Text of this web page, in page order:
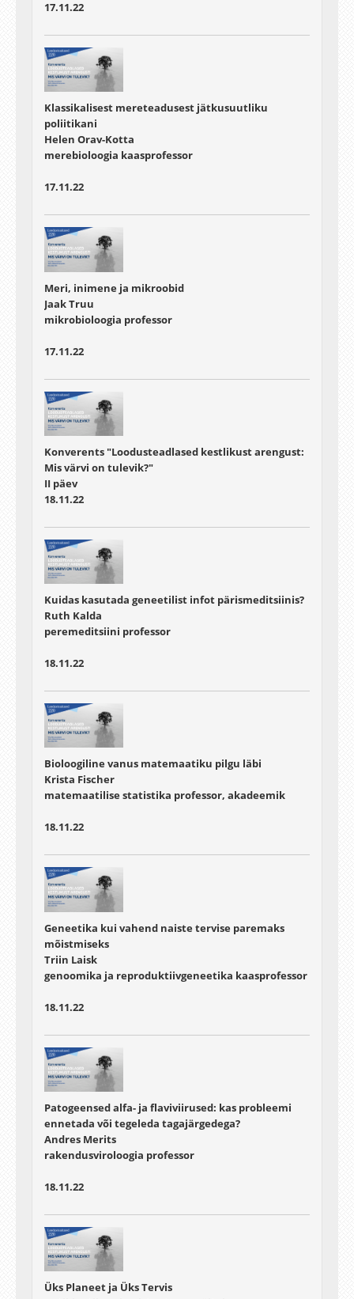
17.11.22
Klassikalisest mereteadusest jätkusuutliku
poliitikani
Helen Orav-Kotta
merebioloogia kaasprofessor
17.11.22
Meri, inimene ja mikroobid
Jaak Truu
mikrobioloogia professor
17.11.22
Konverents "Loodusteadlased kestlikust arengust:
Mis värvi on tulevik?"
II päev
18.11.22
Kuidas kasutada geneetilist infot pärismeditsiinis?
Ruth Kalda
peremeditsiini professor
18.11.22
Bioloogiline vanus matemaatiku pilgu läbi
Krista Fischer
matemaatilise statistika professor, akadeemik
18.11.22
Geneetika kui vahend naiste tervise paremaks
mõistmiseks
Triin Laisk
genoomika ja reproduktiivgeneetika kaasprofessor
18.11.22
Patogeensed alfa- ja flaviviirused: kas probleemi
ennetada või tegeleda tagajärgedega?
Andres Merits
rakendusviroloogia professor
18.11.22
Üks Planeet ja Üks Tervis